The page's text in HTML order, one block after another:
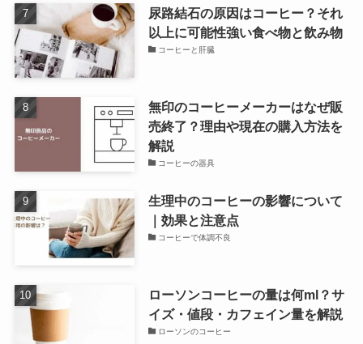
尿路結石の原因はコーヒー？それ
以上に可能性強い食べ物と飲み物
コーヒーと肝臓
無印のコーヒーメーカーはなぜ販
売終了？理由や現在の購入方法を
解説
コーヒーの器具
生理中のコーヒーの影響について
｜効果と注意点
コーヒーで体調不良
ローソンコーヒーの量は何ml？サ
イズ・値段・カフェイン量を解説
ローソンのコーヒー